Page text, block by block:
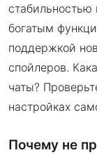
богатым
поддержкой
спойлеров.
чаты?
настройках
Почему не